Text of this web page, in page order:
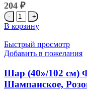
204 ₽
Количество
товара
Шар
(38''/97
см)
Три
Кота,
Компот,
В корзину
Быстрый просмотр
Добавить в пожелания
Шар (40»/102 см)
Шампанское,